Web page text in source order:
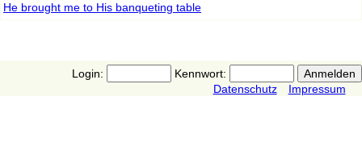
He brought me to His banqueting table
Login:
Kennwort:
Datenschutz
Impressum